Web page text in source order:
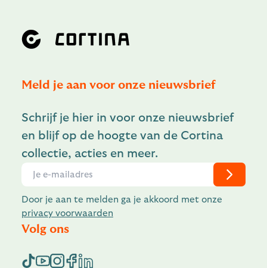
Meld je aan voor onze nieuwsbrief
Schrijf je hier in voor onze nieuwsbrief
en blijf op de hoogte van de Cortina
collectie, acties en meer.
Door je aan te melden ga je akkoord met onze
privacy voorwaarden
Volg ons